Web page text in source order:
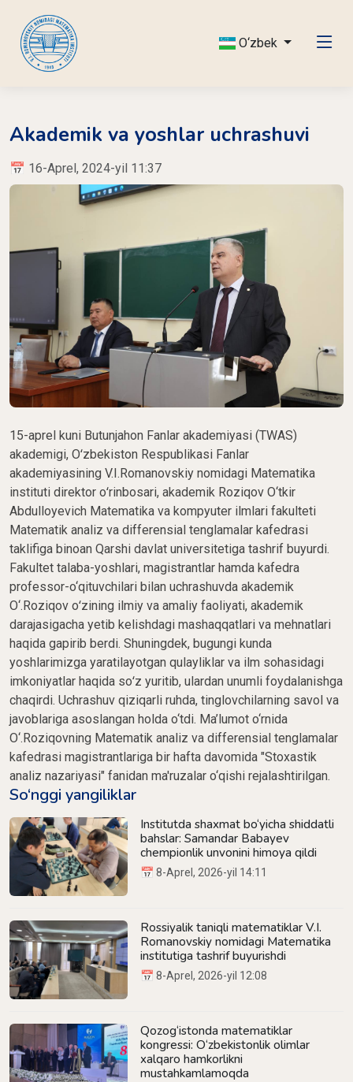
O‘zbek
Akademik va yoshlar uchrashuvi
📅 16-Aprel, 2024-yil 11:37
15-aprel kuni Butunjahon Fanlar akademiyasi (TWAS)
akademigi, Oʻzbekiston Respublikasi Fanlar
akademiyasining V.I.Romanovskiy nomidagi Matematika
instituti direktor oʻrinbosari, akademik Roziqov O‘tkir
Abdulloyevich Matematika va kompyuter ilmlari fakulteti
Matematik analiz va differensial tenglamalar kafedrasi
taklifiga binoan Qarshi davlat universitetiga tashrif buyurdi.
Fakultet talaba-yoshlari, magistrantlar hamda kafedra
professor-o‘qituvchilari bilan uchrashuvda akademik
O‘.Roziqov oʻzining ilmiy va amaliy faoliyati, akademik
darajasigacha yetib kelishdagi mashaqqatlari va mehnatlari
haqida gapirib berdi. Shuningdek, bugungi kunda
yoshlarimizga yaratilayotgan qulayliklar va ilm sohasidagi
imkoniyatlar haqida soʻz yuritib, ulardan unumli foydalanishga
chaqirdi. Uchrashuv qiziqarli ruhda, tinglovchilarning savol va
javoblariga asoslangan holda o‘tdi. Ma’lumot o‘rnida
O‘.Roziqovning Matematik analiz va differensial tenglamalar
kafedrasi magistrantlariga bir hafta davomida "Stoxastik
analiz nazariyasi" fanidan ma'ruzalar o‘qishi rejalashtirilgan.
So‘nggi yangiliklar
Institutda shaxmat bo‘yicha shiddatli
bahslar: Samandar Babayev
chempionlik unvonini himoya qildi
📅 8-Aprel, 2026-yil 14:11
Rossiyalik taniqli matematiklar V.I.
Romanovskiy nomidagi Matematika
institutiga tashrif buyurishdi
📅 8-Aprel, 2026-yil 12:08
Qozog‘istonda matematiklar
kongressi: O‘zbekistonlik olimlar
xalqaro hamkorlikni
mustahkamlamoqda